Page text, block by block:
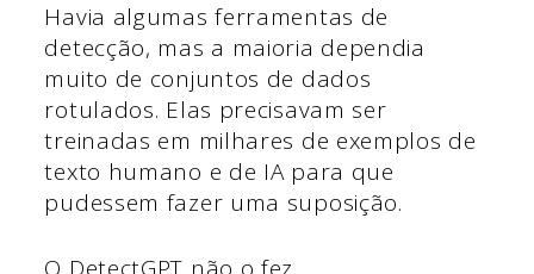
Havia algumas ferramentas de
detecção, mas a maioria dependia
muito de conjuntos de dados
rotulados. Elas precisavam ser
treinadas em milhares de exemplos de
texto humano e de IA para que
pudessem fazer uma suposição.